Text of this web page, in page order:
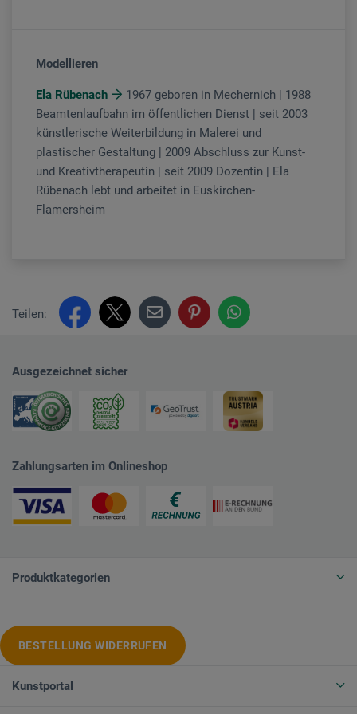
Modellieren
Ela Rübenach
1967 geboren in Mechernich | 1988
Beamtenlaufbahn im öffentlichen Dienst | seit 2003
künstlerische Weiterbildung in Malerei und
plastischer Gestaltung | 2009 Abschluss zur Kunst-
und Kreativtherapeutin | seit 2009 Dozentin | Ela
Rübenach lebt und arbeitet in Euskirchen-
Flamersheim
Teilen:
Ausgezeichnet sicher
Zahlungsarten im Onlineshop
Produktkategorien
BESTELLUNG WIDERRUFEN
Kunstportal